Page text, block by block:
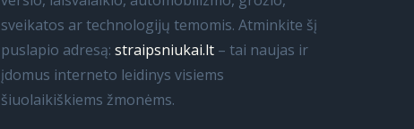
sveikatos ar technologijų temomis. Atminkite šį
puslapio adresą: straipsniukai.lt– tai naujas ir
įdomus interneto leidinys visiems
šiuolaikiškiems žmonėms.